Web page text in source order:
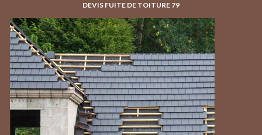
DEVIS FUITE DE TOITURE 79